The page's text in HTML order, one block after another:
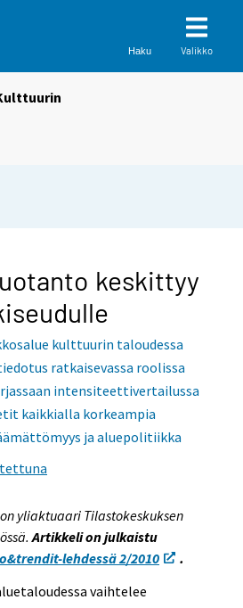
Haku Valikko
keskittyy
kulttuurin taloudessa
ratkaisevassa roolissa
intensiteettivertailussa
kaikkialla korkeampia
ja aluepolitiikka
yliaktuaari Tilastokeskuksen
Artikkeli on julkaistu
lehdessä 2/2010
.
vaihtelee